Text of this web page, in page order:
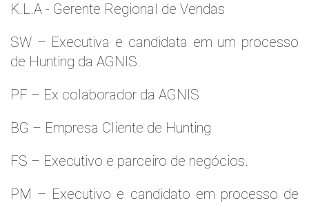
K.L.A - Gerente Regional de Vendas
SW – Executiva e candidata em um processo
de Hunting da AGNIS.
PF – Ex colaborador da AGNIS
BG – Empresa Cliente de Hunting
FS – Executivo e parceiro de negócios.
PM – Executivo e candidato em processo de